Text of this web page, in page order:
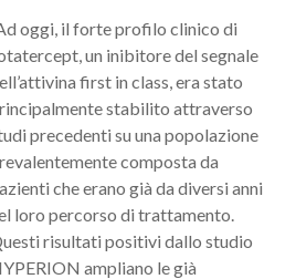
oggi, il forte profilo clinico di
un inibitore del segnale
first in class, era stato
stabilito attraverso
precedenti su una popolazione
composta da
che erano già da diversi anni
loro percorso di trattamento.
risultati positivi dallo studio
ampliano le già